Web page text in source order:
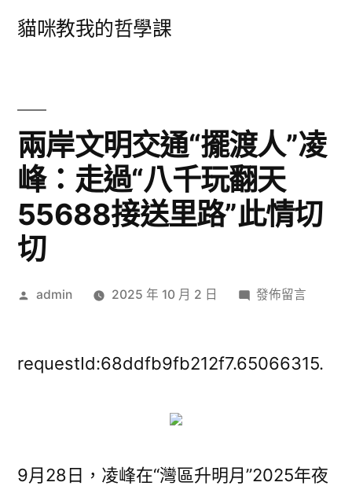
貓咪教我的哲學課
兩岸文明交通“擺渡人”凌
峰：走過“八千玩翻天
55688接送里路”此情切
切
作
admin 2025 年 10 月 2 日
在
文
渡
發佈留言
requestId:68ddfb9fb212f7.65066315.
9月28日，凌峰在“灣區升明月”2025年夜